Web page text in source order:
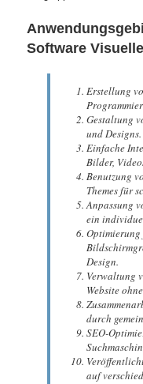
Software
Erstellung
Gestaltung
und Designs.
Einfache
Bilder,
Benutzung
Themes für
Anpassung
ein
Design.
Verwaltung
Website
durch
SEO-
auf